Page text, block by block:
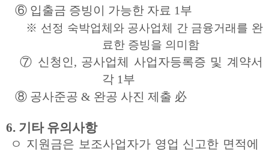
⑥ 입출금 증빙이 가능한 자료 1부
※ 선정 숙박업체와 공사업체 간 금융거래를 완
료한 증빙을 의미함
⑦ 신청인, 공사업체 사업자등록증 및 계약서
각 1부
⑧ 공사준공 & 완공 사진 제출 必
6. 기타 유의사항
ㅇ 지원금은 보조사업자가 영업 신고한 면적에